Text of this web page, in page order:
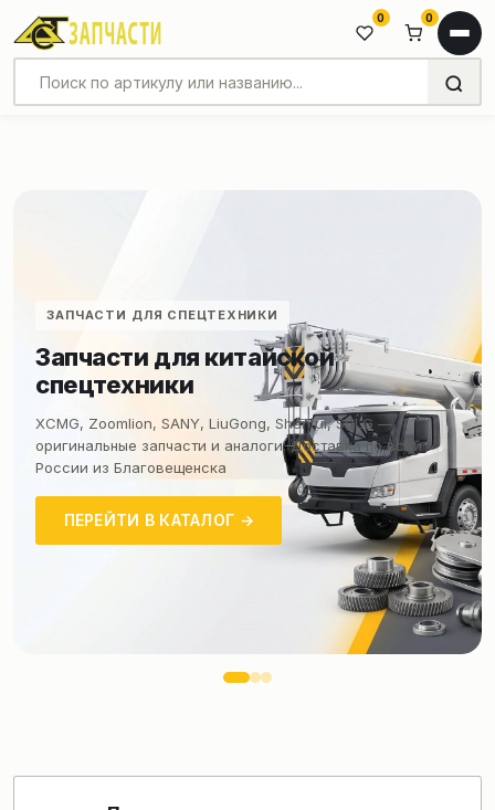
0 0
ПОДБОР ПО VIN И МОДЕЛИ
Поможем быстро найти нужную
деталь
Подберем запчасти по артикулу, VIN, модели техники или
фото шильдика. Ответим в течение 15 минут.
ОСТАВИТЬ ЗАЯВКУ →